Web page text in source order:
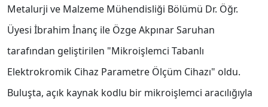
Metalurji ve Malzeme Mühendisliği Bölümü Dr. Öğr.
Üyesi İbrahim İnanç ile Özge Akpınar Saruhan
tarafından geliştirilen "Mikroişlemci Tabanlı
Elektrokromik Cihaz Parametre Ölçüm Cihazı" oldu.
Buluşta, açık kaynak kodlu bir mikroişlemci aracılığıyla